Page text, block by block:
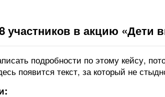
участников в акцию «Дети
подробности по этому кейсу,
появится текст, за который не